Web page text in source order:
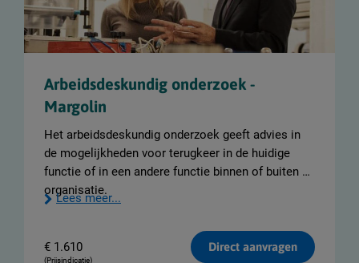
Arbeidsdeskundig onderzoek -
Margolin
Het arbeidsdeskundig onderzoek geeft advies in
de mogelijkheden voor terugkeer in de huidige
functie of in een andere functie binnen of buiten de
organisatie.
Lees meer...
€ 1.610
(Prijsindicatie)
Direct aanvragen